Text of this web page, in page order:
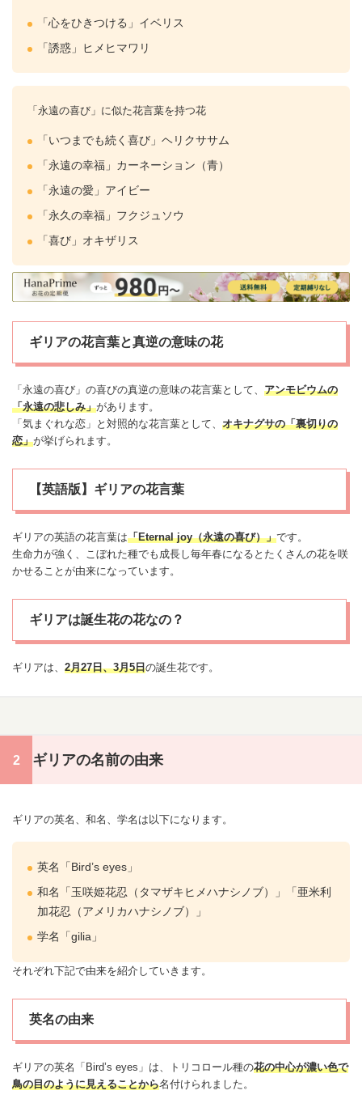
「心をひきつける」 イベリス
「誘惑」ヒメ ヒマワリ
「永遠の喜び」に似た花言葉を持つ花
「いつまでも続く喜び」ヘリクササム
「永遠の幸福」 カーネーション （青）
「永遠の愛 」 アイビー
「永久の幸福」 フクジュソウ
「喜び」 オキザリス
ギリアの花言葉と真逆の意味の花
「永遠の喜び」の喜びの真逆の意味の花言葉として、 アンモビウムの
「永遠の悲しみ」があります。
「気まぐれな恋」と対照的な花言葉として、 オキナグサの「裏切りの
恋」が挙げられます。
【英語版】ギリアの花言葉
ギリアの英語の花言葉は「Eternal joy（永遠の喜び）」です。
生命力が強く、こぼれた種でも成長し毎年春になるとたくさんの花を咲
かせることが由来になっています。
ギリアは誕生花の花なの？
ギリアは、 2月27日、3月5日の誕生花です。
ギリアの名前の由来
ギリアの英名、和名、学名は以下になります。
英名「Bird’s eyes」
和名「玉咲姫花忍（タマザキヒメハナシ ノブ）」「亜米利
加花忍（アメリカハナシノブ）」
学名「gilia」
それぞれ下記で由来を紹介していきます。
英名の由来
ギリアの英名「Bird’s eyes」は、トリコロール種の花の中心が濃い色で
鳥の目のように見えることから名付けられました。